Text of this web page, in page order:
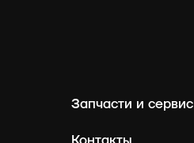
Запчасти и сервис